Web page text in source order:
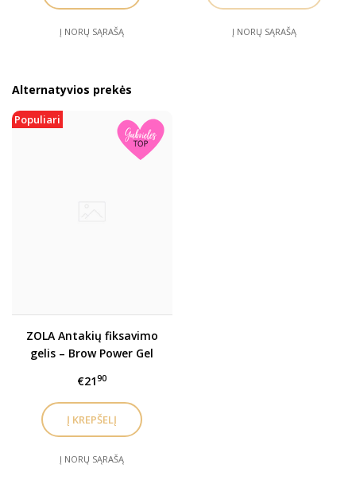
Į NORŲ SĄRAŠĄ Į NORŲ SĄRAŠĄ
Alternatyvios prekės
Populiari
ZOLA Antakių fiksavimo
gelis – Brow Power Gel
€2190
Į NORŲ SĄRAŠĄ